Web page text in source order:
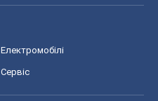
Електромобілі
Сервіс